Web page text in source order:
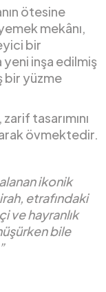
ötesine
mekânı,
bir
inşa edilmiş
bir yüzme
tasarımını
övmektedir.
ikonik
etrafındaki
ve hayranlık
bile